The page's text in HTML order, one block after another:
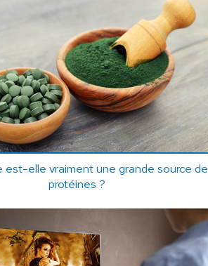
est-elle vraiment une grande source de
protéines ?